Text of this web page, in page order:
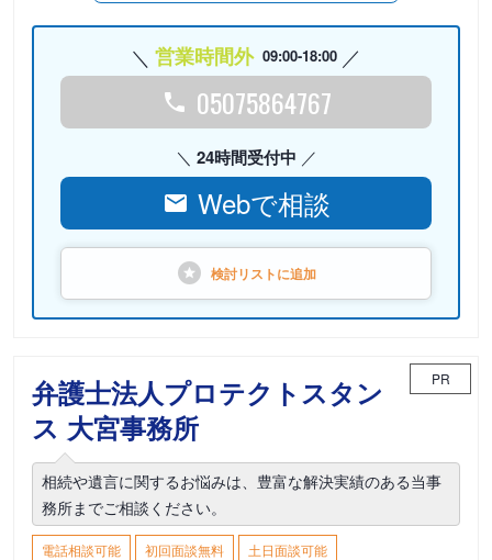
営業時間外 09:00-18:00
05075864767
24時間受付中
Webで相談
検討リストに追加
弁護士法人プロテクトスタン
ス 大宮事務所
PR
相続や遺言に関するお悩みは、豊富な解決実績のある当事
務所までご相談ください。
電話相談可能 初回面談無料
土日面談可能